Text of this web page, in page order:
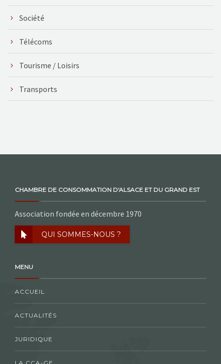
Société
Télécoms
Tourisme / Loisirs
Transports
CHAMBRE DE CONSOMMATION D'ALSACE ET DU GRAND EST
Association fondée en décembre 1970
QUI SOMMES-NOUS ?
MENU
ACCUEIL
ACTUALITÉS
JURIDIQUE